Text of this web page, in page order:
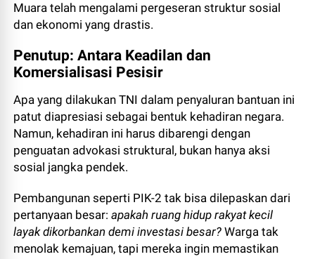
Muara telah mengalami pergeseran struktur sosial
dan ekonomi yang drastis.
Penutup: Antara Keadilan dan
Komersialisasi Pesisir
Apa yang dilakukan TNI dalam penyaluran bantuan ini
patut diapresiasi sebagai bentuk kehadiran negara.
Namun, kehadiran ini harus dibarengi dengan
penguatan advokasi struktural, bukan hanya aksi
sosial jangka pendek.
Pembangunan seperti PIK-2 tak bisa dilepaskan dari
pertanyaan besar:apakah ruang hidup rakyat kecil
layak dikorbankan demi investasi besar? Warga tak
menolak kemajuan, tapi mereka ingin memastikan